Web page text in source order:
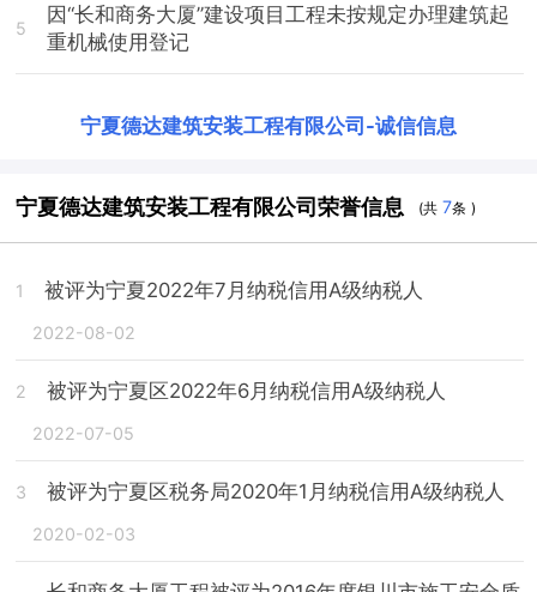
5
因“长和商务大厦”建设项目工程未按规定办理建筑起
重机械使用登记
宁夏德达建筑安装工程有限公司 -诚信信息
宁夏德达建筑安装工程有限公司荣誉信息 (共7条 )
1 被评为宁夏2022年7月纳税信用A级纳税人
2022-08-02
2 被评为宁夏区2022年6月纳税信用A级纳税人
2022-07-05
3 被评为宁夏区税务局2020年1月纳税信用A级纳税人
2020-02-03